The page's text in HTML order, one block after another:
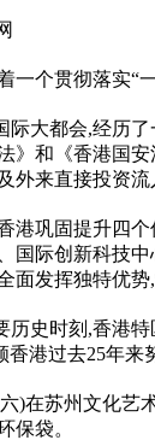
一个贯彻落实“
大都会,经历
》和《香港国
外来直接投资流
港巩固提升四
国际创新科技
面发挥独特优
历史时刻,香港
港过去25年来
)在苏州文化
保袋。